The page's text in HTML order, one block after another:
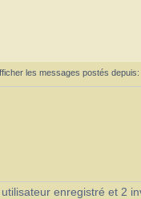
les messages postés depuis:
enregistré et 2